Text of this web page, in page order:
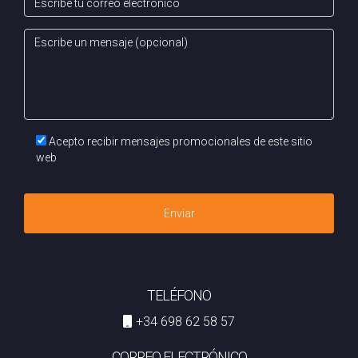
gestionar tus anuncios y responder consultas desde
cualquier lugar.
y duración; es recomendable revisar directamente en el
portal para obtener información actualizada. Recuerda que
Acepto recibir mensajes promocionales de este sitio
web
Enviar
TELÉFONO
+34 698 62 58 57